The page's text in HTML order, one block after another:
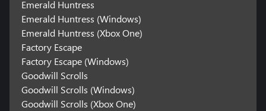
Emerald Huntress
Emerald Huntress (Windows)
Emerald Huntress (Xbox One)
Factory Escape
Factory Escape (Windows)
Goodwill Scrolls
Goodwill Scrolls (Windows)
Goodwill Scrolls (Xbox One)